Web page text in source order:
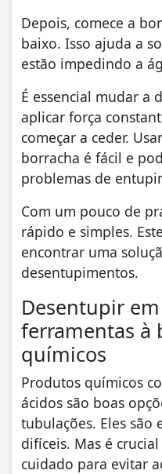
Depois, comece a
baixo. Isso ajuda a
estão impedindo a
É essencial mudar a
aplicar força
começar a ceder.
borracha é fácil e
problemas de
Com um pouco de
rápido e simples.
encontrar uma
desentupimentos.
Desentupir em
ferramentas à
químicos
Produtos químicos
ácidos são boas
tubulações. Eles são
difíceis. Mas é
cuidado para evitar